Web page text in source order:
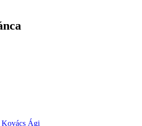
Kovács Ági